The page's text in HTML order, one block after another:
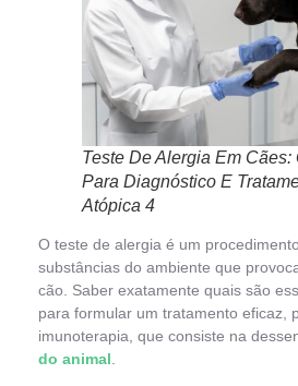
Teste De Alergia Em
Para Diagnóstico E
Atópica 4
O teste de alergia é um
substâncias do ambiente que
cão. Saber exatamente quais são
para formular um tratamento eficaz,
imunoterapia, que consiste na
do animal